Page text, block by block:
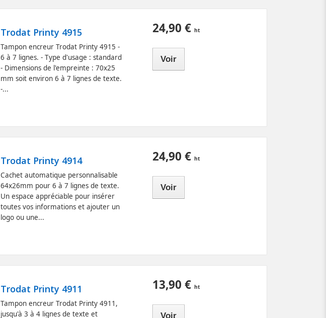
Trodat Printy 4915
Tampon encreur Trodat Printy 4915 -
6 à 7 lignes. - Type d'usage : standard
- Dimensions de l'empreinte : 70x25
mm soit environ 6 à 7 lignes de texte.
-...
24,90 €
Voir
Trodat Printy 4914
Cachet automatique personnalisable
64x26mm pour 6 à 7 lignes de texte.
Un espace appréciable pour insérer
toutes vos informations et ajouter un
logo ou une...
24,90 €
Voir
Trodat Printy 4911
Tampon encreur Trodat Printy 4911,
jusqu'à 3 à 4 lignes de texte et
13,90 €
Voir